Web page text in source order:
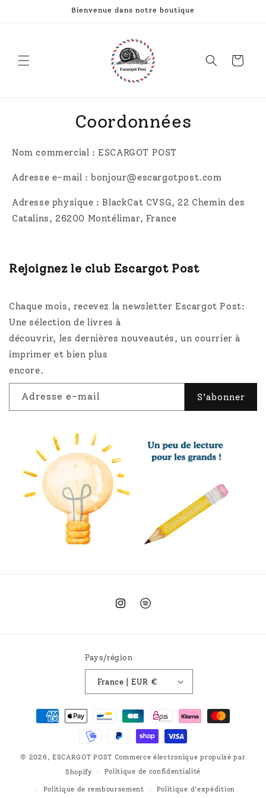
Bienvenue dans notre boutique
Panier
Coordonnées
Nom commercial : ESCARGOT POST
Adresse e-mail : bonjour@escargotpost.com
Adresse physique : BlackCat CVSG, 22 Chemin des
Catalins, 26200 Montélimar, France
Rejoignez le club Escargot Post
Chaque mois, recevez la newsletter Escargot Post:
Une sélection de livres à
découvrir, les dernières nouveautés, un courrier à
imprimer et bien plus
encore.
Adresse e-mail S’abonner
InstagramSpotify
Pays/région
France | EUR €
Moyens
© 2026, ESCARGOT POST Commerce électronique propulsé par
Shopify
Politique de confidentialité
Politique de remboursement Politique d’expédition